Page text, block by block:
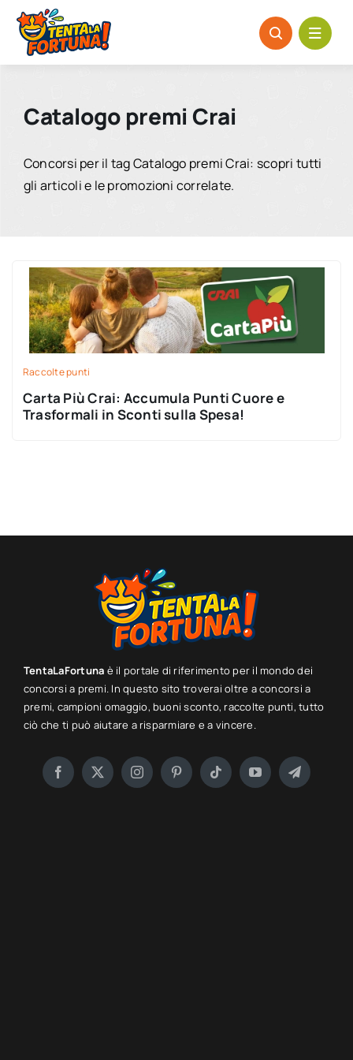
Salta
contenuto
Catalogo premi Crai
Concorsi per il tag Catalogo premi Crai: scopri tutti
gli articoli e le promozioni correlate.
Raccolte punti
Carta Più Crai: Accumula Punti Cuore e
Trasformali in Sconti sulla Spesa!
TentaLaFortuna è il portale di riferimento per il mondo dei
concorsi a premi. In questo sito troverai oltre a concorsi a
premi, campioni omaggio, buoni sconto, raccolte punti, tutto
ciò che ti può aiutare a risparmiare e a vincere.